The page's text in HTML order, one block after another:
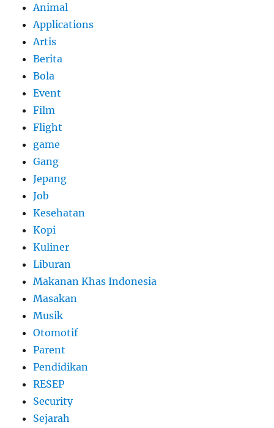
Animal
Applications
Artis
Berita
Bola
Event
Film
Flight
game
Gang
Jepang
Job
Kesehatan
Kopi
Kuliner
Liburan
Makanan Khas Indonesia
Masakan
Musik
Otomotif
Parent
Pendidikan
RESEP
Security
Sejarah